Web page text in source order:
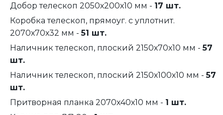
Добор телескоп 2050х200х10 мм - 17 шт.
Коробка телескоп, прямоуг. с уплотнит.
2070х70х32 мм -51 шт.
Наличник телескоп, плоский 2150х70х10 мм -57
шт.
Наличник телескоп, плоский 2150х100х10 мм -57
шт.
Притворная планка 2070х40х10 мм - 1 шт.